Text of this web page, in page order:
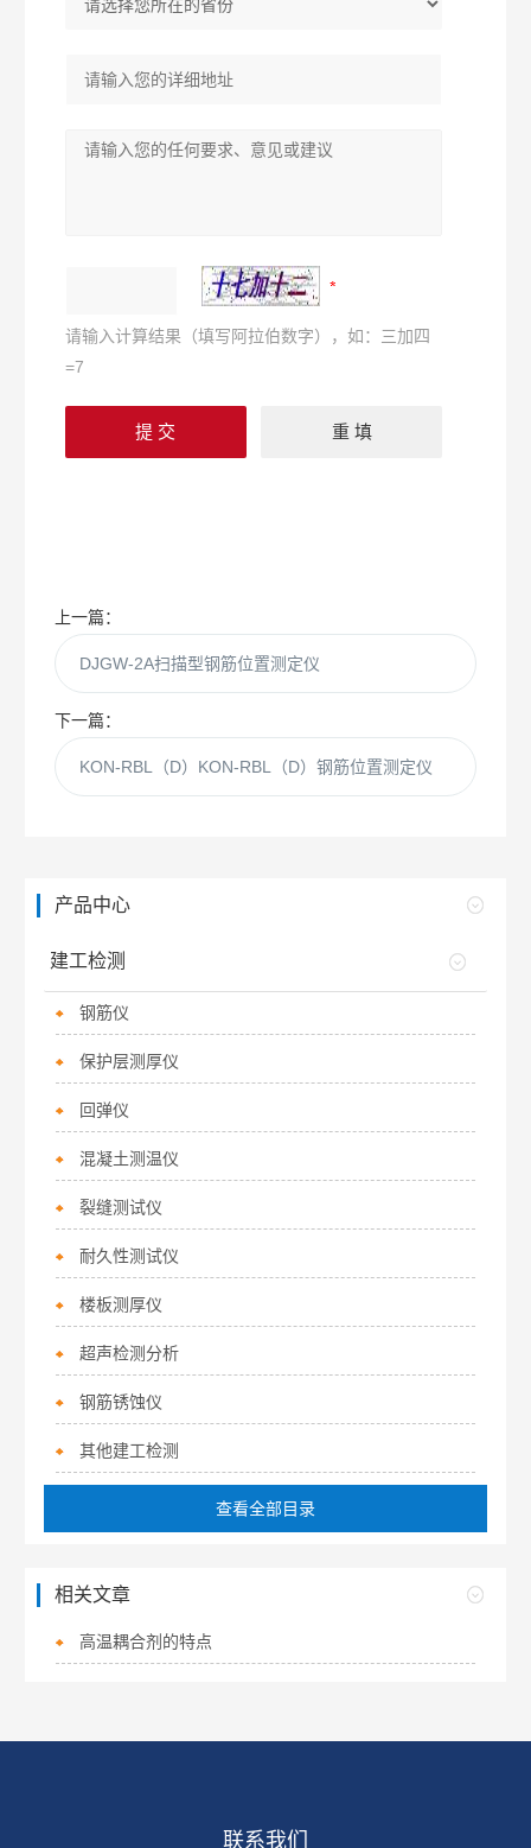
请输入计算结果（填写阿拉伯数字），如：三加四
=7
上一篇：
DJGW-2A扫描型钢筋位置测定仪
下一篇：
KON-RBL（D）KON-RBL（D）钢筋位置测定仪
产品中心
建工检测
钢筋仪
保护层测厚仪
回弹仪
混凝土测温仪
裂缝测试仪
耐久性测试仪
楼板测厚仪
超声检测分析
钢筋锈蚀仪
其他建工检测
查看全部目录
相关文章
高温耦合剂的特点
联系我们